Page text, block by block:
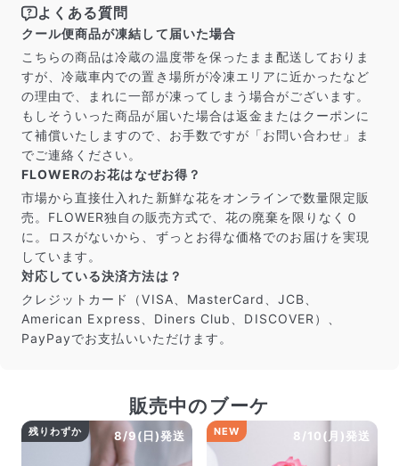
の目でチェックをしています。
よくある質問
Q. 毎月自動でお花が届くサービスですか？
いいえ、毎月自動でお届けするサービスではありません。好
きな時に好きな花をご注文いただけます。
Q. 配送日時は指定できますか？
お花をベストなタイミングで発送しているため、お届け日の
指定はできません。受け取り時間帯は、発送後にクロネコヤ
マトのアプリから変更可能です。
よくある質問
クール便商品が凍結して届いた場合
こちらの商品は冷蔵の温度帯を保ったまま配送しておりま
すが、冷蔵車内での置き場所が冷凍エリアに近かったなど
の理由で、まれに一部が凍ってしまう場合がございます。
もしそういった商品が届いた場合は返金またはクーポンに
て補償いたしますので、お手数ですが「お問い合わせ」ま
でご連絡ください。
FLOWERのお花はなぜお得？
市場から直接仕入れた新鮮な花をオンラインで数量限定販
売。FLOWER独自の販売方式で、花の廃棄を限りなく０
に。ロスがないから、ずっとお得な価格でのお届けを実現
しています。
対応している決済方法は？
クレジットカード（VISA、MasterCard、JCB、
American Express、Diners Club、DISCOVER）、
PayPayでお支払いいただけます。
販売中のブーケ
8/9(日)発送
残りわずか 8/10(月)発送
NEW